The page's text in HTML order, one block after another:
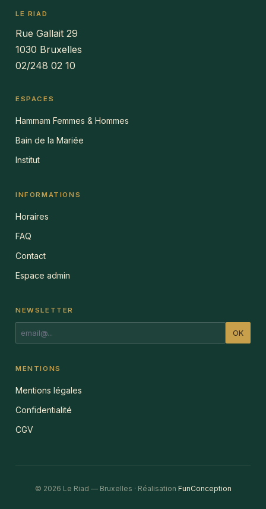
LE RIAD
Rue Gallait 29
1030 Bruxelles
02/248 02 10
ESPACES
Hammam Femmes & Hommes
Bain de la Mariée
Institut
INFORMATIONS
Horaires
FAQ
Contact
Espace admin
NEWSLETTER
OK
MENTIONS
Mentions légales
Confidentialité
CGV
© 2026 Le Riad — Bruxelles · Réalisation FunConception